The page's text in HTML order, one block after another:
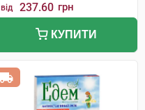
від 237.60 грн
КУПИТИ